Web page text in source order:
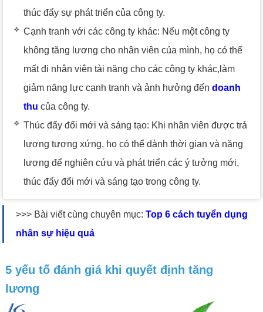
thúc đẩy sự phát triển của công ty.
Cạnh tranh với các công ty khác: Nếu một công ty
không tăng lương cho nhân viên của mình, họ có thể
mất đi nhân viên tài năng cho các công ty khác,làm
giảm năng lực cạnh tranh và ảnh hưởng đếndoanh
thu của công ty.
Thúc đẩy đổi mới và sáng tạo: Khi nhân viên được trả
lương tương xứng, họ có thể dành thời gian và năng
lượng để nghiên cứu và phát triển các ý tưởng mới,
thúc đẩy đổi mới và sáng tạo trong công ty.
>>> Bài viết cùng chuyên mục: Top 6 cách tuyển dụng
nhân sự hiệu quả
5 yếu tố đánh giá khi quyết định tăng
lương